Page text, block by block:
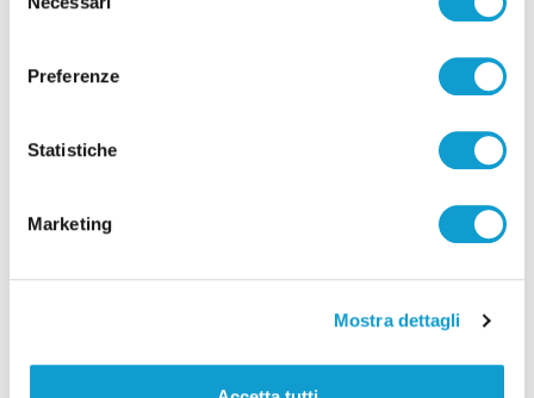
del
Preferenze
Statistiche
Marketing
Mostra dettagli